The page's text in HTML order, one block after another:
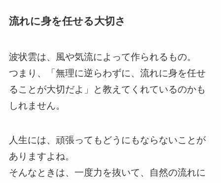
流れに身を任せる大切さ
波状雲は、風や気流によって作られるもの。
つまり、「無理に逆らわずに、流れに身を任せ
ることが大切だよ」と教えてくれているのかも
しれません。
人生には、頑張ってもどうにもならないことが
ありますよね。
そんなときは、一度力を抜いて、自然の流れに